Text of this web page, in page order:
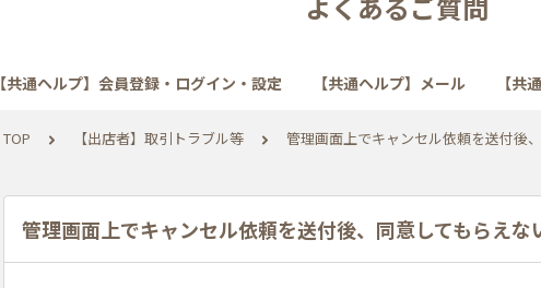
【共通ヘルプ】会員登録・ログイン・設定 【共通ヘルプ】メール 【共
TOP 【出店者】取引トラブル等 管理画面上でキャンセル依頼を送付後
管理画面上でキャンセル依頼を送付後、同意してもらえな